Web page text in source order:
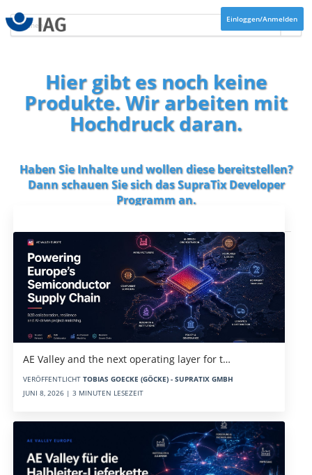
Einloggen/Anmelden
Hier gibt es noch keine
Produkte. Wir arbeiten mit
Hochdruck daran.
Haben Sie Inhalte und wollen diese bereitstellen?
Dann schauen Sie sich dasSupraTix Developer
Programman.
AE Valley and the next operating layer for t…
VERÖFFENTLICHT TOBIAS GOECKE (GÖCKE) - SUPRATIX GMBH
JUNI 8, 2026 | 3 MINUTEN LESEZEIT